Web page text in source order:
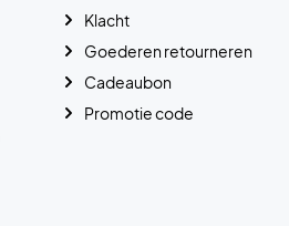
Klacht
Goederen retourneren
Cadeaubon
Promotie code